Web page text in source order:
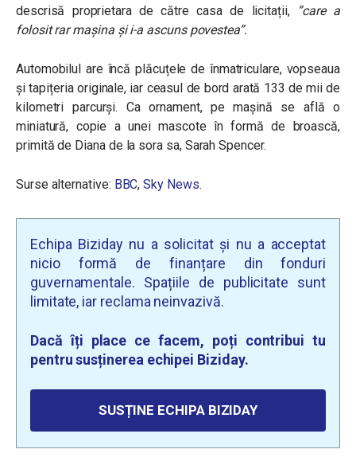
descrisă proprietara de către casa de licitații, ”care a
folosit rar mașina și i-a ascuns povestea”.
Automobilul are încă plăcuțele de înmatriculare, vopseaua
și tapițeria originale, iar ceasul de bord arată 133 de mii de
kilometri parcurși. Ca ornament, pe mașină se află o
miniatură, copie a unei mascote în formă de broască,
primită de Diana de la sora sa, Sarah Spencer.
Surse alternative: BBC,Sky News.
Echipa Biziday nu a solicitat și nu a acceptat
nicio formă de finanțare din fonduri
guvernamentale. Spațiile de publicitate sunt
limitate, iar reclama neinvazivă.
Dacă îți place ce facem, poți contribui tu
pentru susținerea echipei Biziday.
SUSȚINE ECHIPA BIZIDAY